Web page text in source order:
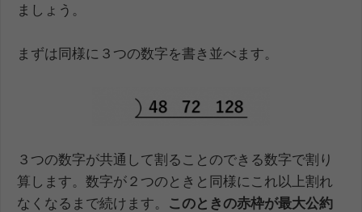
ましょう。
まずは同様に３つの数字を書き並べます。
３つの数字が共通して割ることのできる数字で割り
算します。数字が２つのときと同様にこれ以上割れ
なくなるまで続けます。
このときの赤枠が最大公約